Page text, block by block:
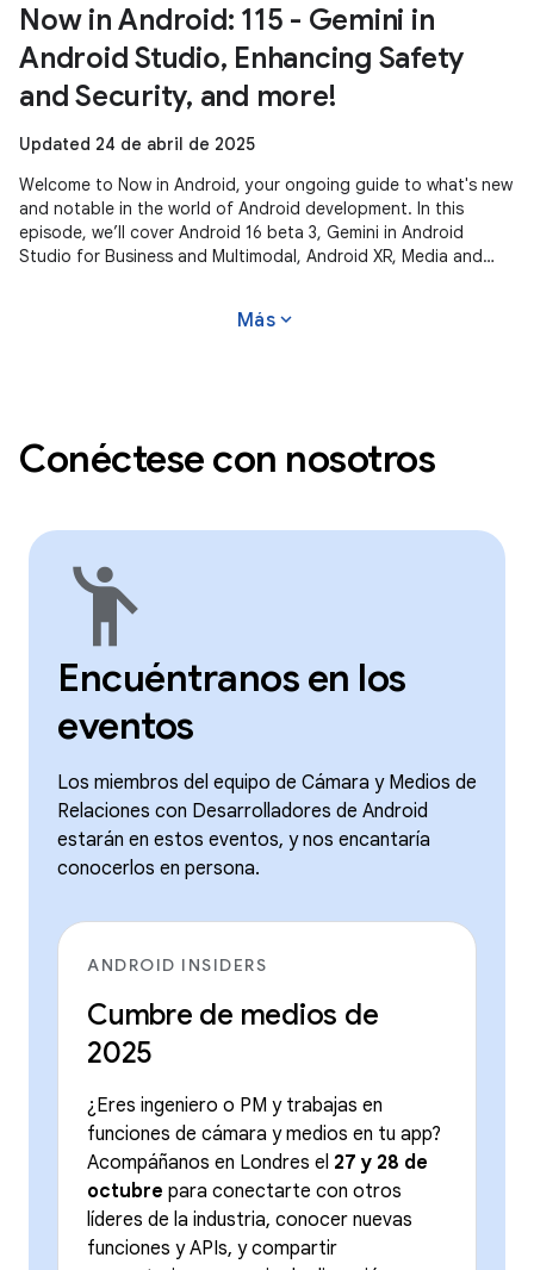
Now in Android: 115 - Gemini in
Android Studio, Enhancing Safety
and Security, and more!
Updated 24 de abril de 2025
Welcome to Now in Android, your ongoing guide to what's new
and notable in the world of Android development. In this
episode, we’ll cover Android 16 beta 3, Gemini in Android
Studio for Business and Multimodal, Android XR, Media and
Más expand_more
Conéctese con nosotros
emoji_people
Encuéntranos en los
eventos
Los miembros del equipo de Cámara y Medios de
Relaciones con Desarrolladores de Android
estarán en estos eventos, y nos encantaría
conocerlos en persona.
ANDROID INSIDERS
Cumbre de medios de
2025
¿Eres ingeniero o PM y trabajas en
funciones de cámara y medios en tu app?
Acompáñanos en Londres el 27 y 28 de
octubre para conectarte con otros
líderes de la industria, conocer nuevas
funciones y APIs, y compartir